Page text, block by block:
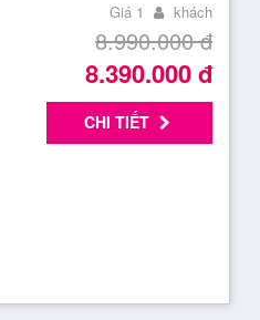
Giá 1 khách
8.990.000đ
8.390.000đ
CHI TIẾT